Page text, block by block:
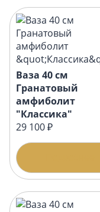
Ваза 40 см
Гранатовый
амфиболит
"Классика"
29 100 ₽